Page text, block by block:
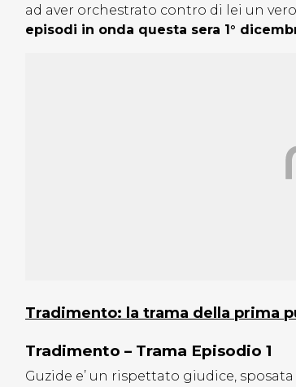
ad aver orchestrato contro di lei un
episodi in onda questa sera 1°
Tradimento: la trama della prima
Tradimento – Trama Episodio 1
Guzide e’ un rispettato giudice,